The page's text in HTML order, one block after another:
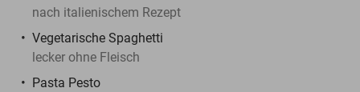
nach italienischem Rezept
Vegetarische Spaghetti
lecker ohne Fleisch
Pasta Pesto